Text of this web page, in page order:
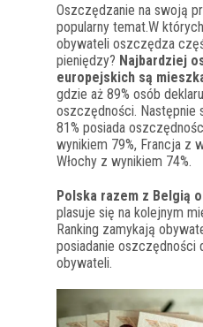
Oszczędzanie na swoją
popularny temat.W
obywateli oszczędza
pieniędzy? Najbardziej
europejskich są
gdzie aż 89% osób
oszczędności. Następnie
81% posiada
wynikiem 79%, Francja z
Włochy z wynikiem 74%.
Polska razem z Belgią
plasuje się na kolejnym
Ranking zamykają
posiadanie oszczędności
obywateli.